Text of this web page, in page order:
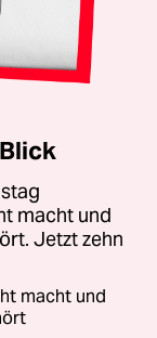
macht und
Jetzt zehn
macht und